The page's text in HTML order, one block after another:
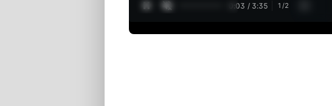
0:04 / 3:35 1 /2